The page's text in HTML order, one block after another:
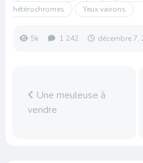
hétérochromes
Yeux vairons
5k 1 242 décembre 7,
Une meuleuse à
vendre